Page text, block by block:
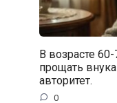
В возрасте
прощать
авторитет.
0